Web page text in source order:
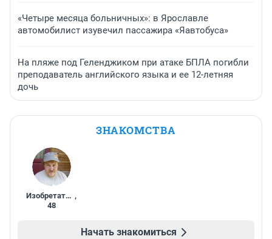
«Четыре месяца больничных»: в Ярославле
автомобилист изувечил пассажира «Яавтобуса»
На пляже под Геленджиком при атаке БПЛА погибли
преподаватель английского языка и ее 12-летняя
дочь
ЗНАКОМСТВА
Изобретатель ,
48
Начать знакомиться